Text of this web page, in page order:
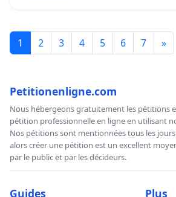
1 2 3 4 5 6 7 »
Petitionenligne.com
Nous hébergeons gratuitement les pétitions
pétition professionnelle en ligne en utilisant
Nos pétitions sont mentionnées tous les
alors créer une pétition est un excellent
par le public et par les décideurs.
Guides Plus